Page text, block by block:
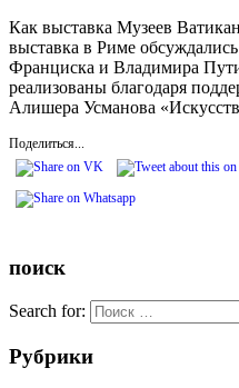
Как выставка Музеев
выставка в Риме
Франциска и Владимира
реализованы благодаря
Алишера Усманова
Поделиться...
поиск
Search for:
Рубрики